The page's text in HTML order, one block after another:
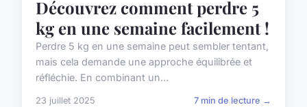
Découvrez comment perdre 5
kg en une semaine facilement !
Perdre 5 kg en une semaine peut sembler tentant,
mais cela demande une approche équilibrée et
réfléchie. En combinant un...
23 juillet 2025 7 min de lecture →